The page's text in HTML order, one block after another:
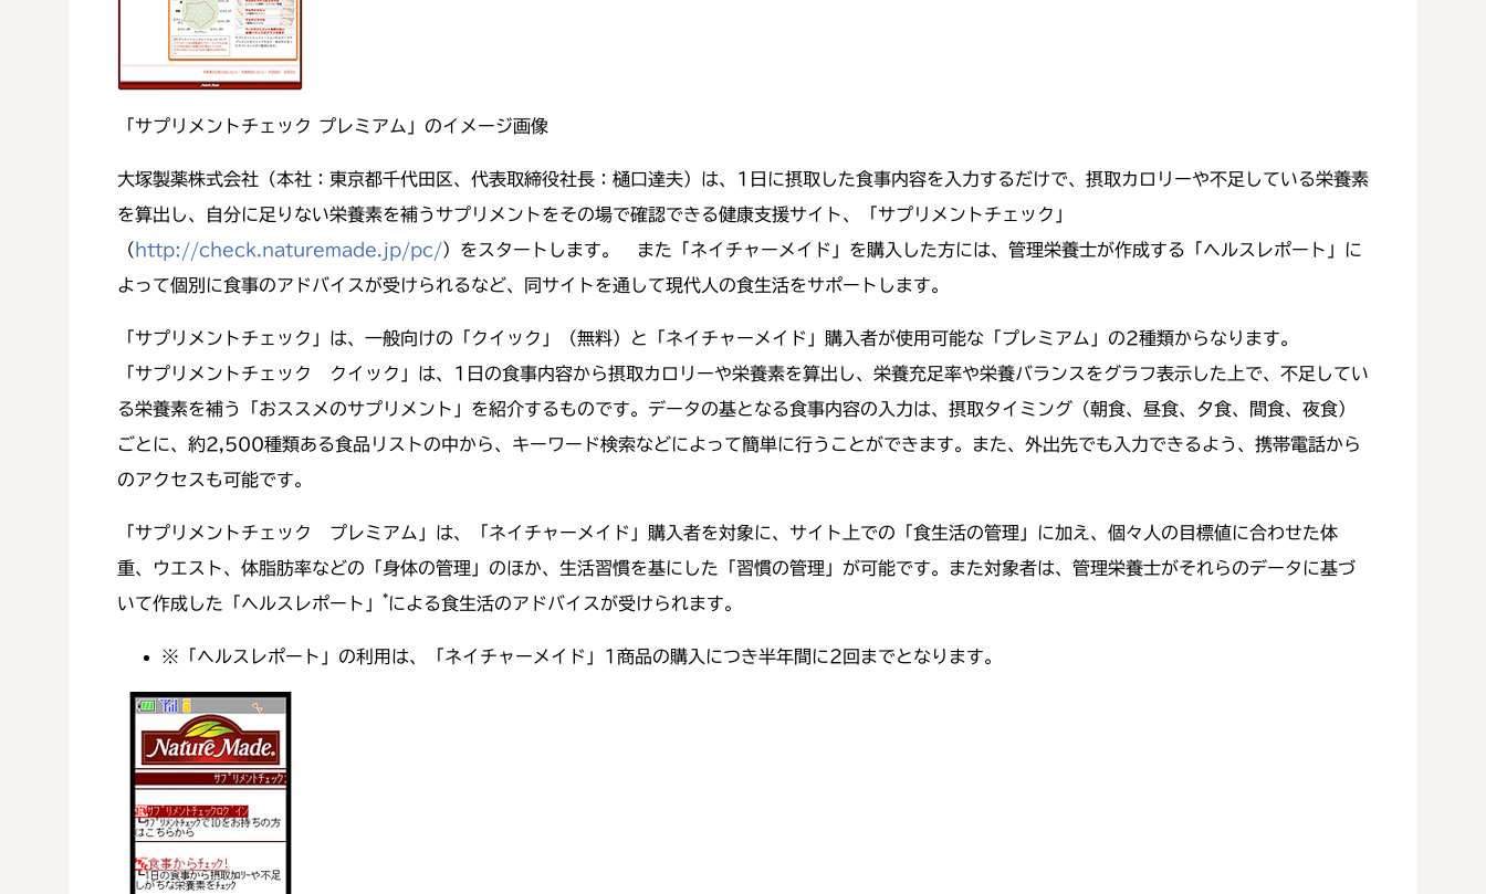
「サプリメントチェック プレミアム」のイメージ画像
大塚製薬株式会社（本社：東京都千代田区、代表取締役社長：樋口達夫）は、1日に摂取した食事内容を入力するだけで、摂取カロリーや不足している栄養素
を算出し、自分に足りない栄養素を補うサプリメントをその場で確認できる健康支援サイト、「サプリメントチェック」
（ http://check.naturemade.jp/pc/）をスタートします。 また「ネイチャーメイド」を購入した方には、管理栄養士が作成する「ヘルスレポート」に
よって個別に食事のアドバイスが受けられるなど、同サイトを通して現代人の食生活をサポートします。
「サプリメントチェック」は、一般向けの「クイック」（無料）と「ネイチャーメイド」購入者が使用可能な「プレミアム」の2種類からなります。
「サプリメントチェック クイック」は、1日の食事内容から摂取カロリーや栄養素を算出し、栄養充足率や栄養バランスをグラフ表示した上で、不足してい
る栄養素を補う「おススメのサプリメント」を紹介するものです。データの基となる食事内容の入力は、摂取タイミング（朝食、昼食、夕食、間食、夜食）
ごとに、約2,500種類ある食品リストの中から、キーワード検索などによって簡単に行うことができます。また、外出先でも入力できるよう、携帯電話から
のアクセスも可能です。
「サプリメントチェック プレミアム」は、「ネイチャーメイド」購入者を対象に、サイト上での「食生活の管理」に加え、個々人の目標値に合わせた体
重、ウエスト、体脂肪率などの「身体の管理」のほか、生活習慣を基にした「習慣の管理」が可能です。また対象者は、管理栄養士がそれらのデータに基づ
いて作成した「ヘルスレポート」
*による食生活のアドバイスが受けられます。
※ 「ヘルスレポート」の利用は、「ネイチャーメイド」1商品の購入につき半年間に2回までとなります。